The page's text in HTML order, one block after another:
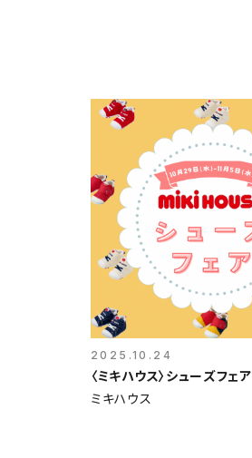
2025.10.24
〈ミキハウス〉シューズフェア
ミキハウス